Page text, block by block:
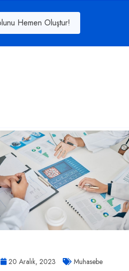
Hemen Oluştur!
20 Aralık, 2023 Muhasebe